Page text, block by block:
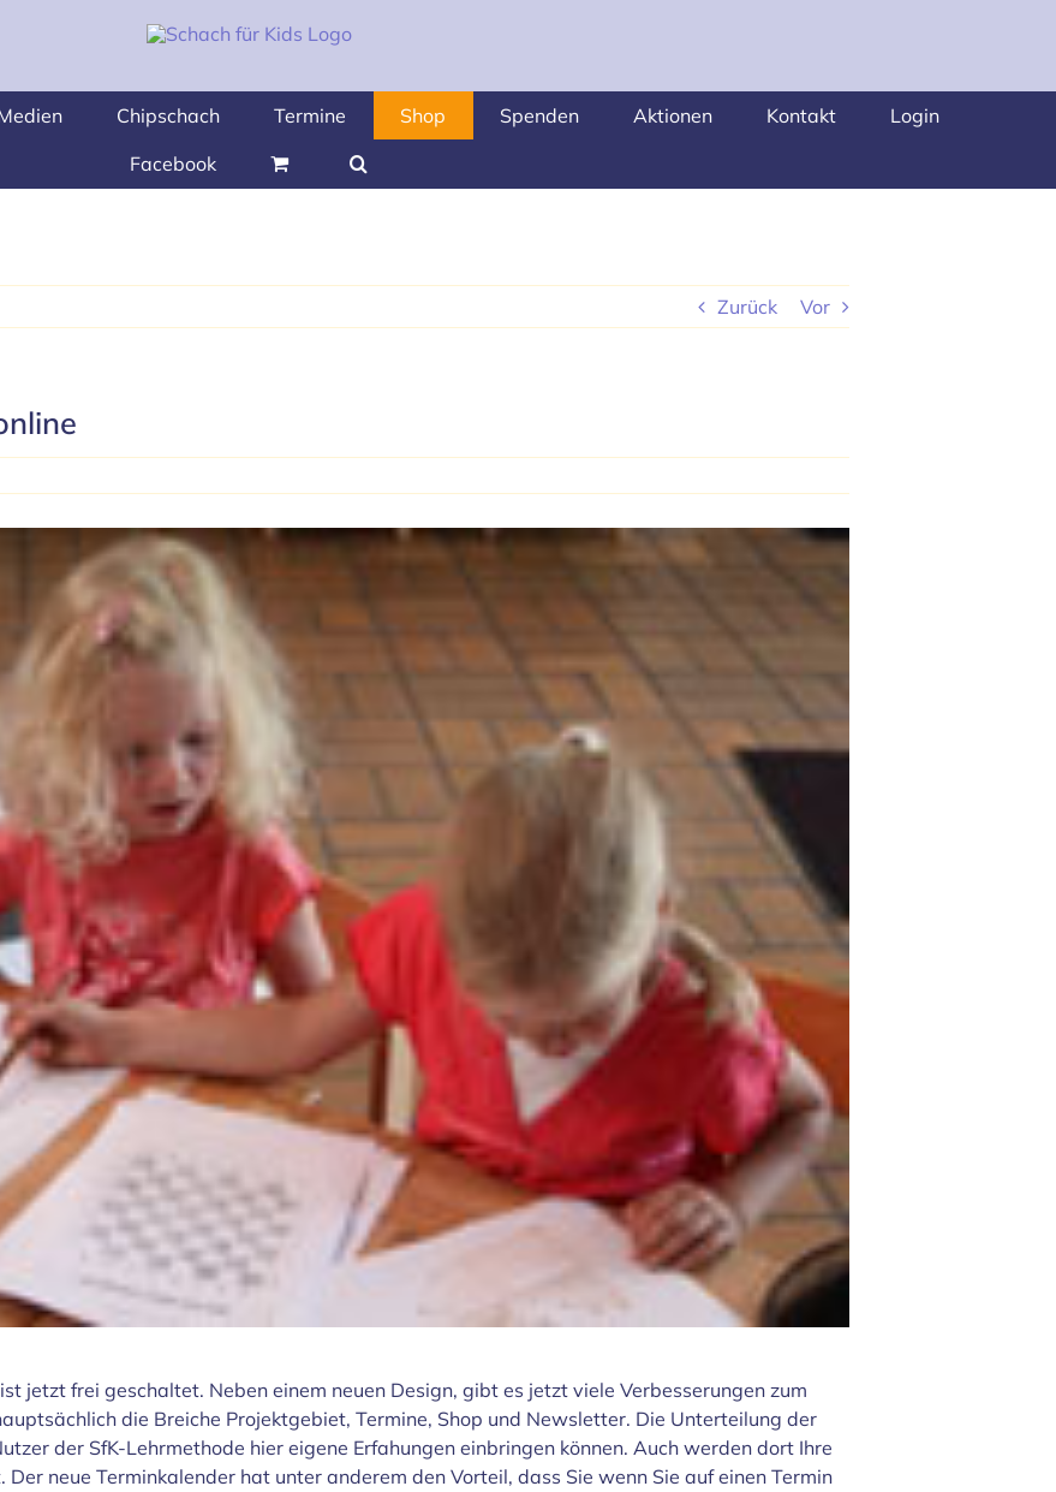
Chipschach Termine Shop Spenden Aktionen Kontakt
Login
Facebook
Zurück Vor
jetzt frei geschaltet. Neben einem neuen Design, gibt es jetzt viele Verbesserungen zum
die Breiche Projektgebiet, Termine, Shop und Newsletter. Die Unterteilung der
der SfK-Lehrmethode hier eigene Erfahungen einbringen können. Auch werden dort Ihre
neue Terminkalender hat unter anderem den Vorteil, dass Sie wenn Sie auf einen Termin